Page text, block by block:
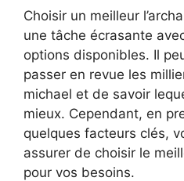
Choisir un meilleur
une tâche écrasante
options disponibles. Il
passer en revue les
michael et de savoir
mieux. Cependant, en
quelques facteurs clés,
assurer de choisir le
pour vos besoins.